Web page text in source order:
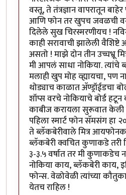
वस्तू, ते तंत्रज्ञान वापरातून
आणि फोन तर खुपच जवळची
दिलेले सुख चिरस्मरणीयच !
काही सरावाची झालेली
असतो ! माझे दोन तीन उच्चभ्रू
मी आपलं साधा नोकिया. त्यांचे
मलाही खुप मोह व्ह्यायचा, पण
थोड्याच काळात अ‍ॅण्ड्रॉईडचा
शॉप्स वरचे नोकियाचे बोर्ड
काबीज करायला सुरूवात केली
पहिला स्मार्ट फोन सॅमसंग हा
ते ब्लॅकबेरीवाले मित्र
ब्लॅकबेरी क्वचित कुणाकडे तरी
३-३.५ वर्षात तर मी कुणाकडेच
नोकिया काय, ब्लॅकबेरी काय,
फोन्स. वेळोवेळी त्यांच्या
येतच राहिल !